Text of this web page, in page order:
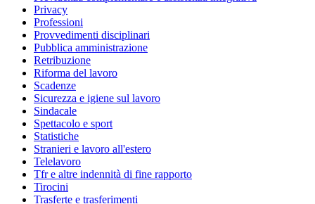
Privacy
Professioni
Provvedimenti disciplinari
Pubblica amministrazione
Retribuzione
Riforma del lavoro
Scadenze
Sicurezza e igiene sul lavoro
Sindacale
Spettacolo e sport
Statistiche
Stranieri e lavoro all'estero
Telelavoro
Tfr e altre indennità di fine rapporto
Tirocini
Trasferte e trasferimenti